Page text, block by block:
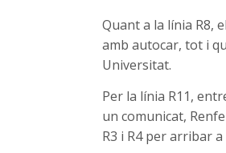
Quant a la línia R8,
amb autocar, tot i
Universitat.
Per la línia R11,
un comunicat,
R3 i R4 per arribar